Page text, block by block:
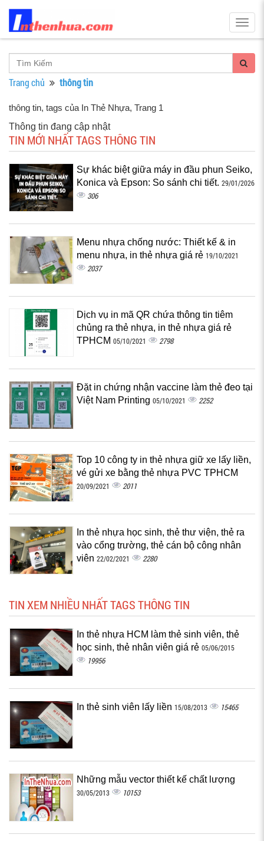
Trang chủ thông tin
thông tin, tags của In Thẻ Nhựa, Trang 1
Thông tin đang cập nhật
TIN MỚI NHẤT TAGS THÔNG TIN
Sự khác biệt giữa máy in đầu phun Seiko,
Konica và Epson: So sánh chi tiết. 29/01/2026
306
Menu nhựa chống nước: Thiết kế & in
menu nhựa, in thẻ nhựa giá rẻ 19/10/2021
2037
Dịch vụ in mã QR chứa thông tin tiêm
chủng ra thẻ nhựa, in thẻ nhựa giá rẻ
TPHCM 05/10/2021 2798
Đặt in chứng nhận vaccine làm thẻ đeo tại
Việt Nam Printing 05/10/2021 2252
Top 10 công ty in thẻ nhựa giữ xe lấy liền,
vé gửi xe bằng thẻ nhựa PVC TPHCM
20/09/2021 2011
In thẻ nhựa học sinh, thẻ thư viện, thẻ ra
vào cổng trường, thẻ cán bộ công nhân
viên 22/02/2021 2280
TIN XEM NHIỀU NHẤT TAGS THÔNG TIN
In thẻ nhựa HCM làm thẻ sinh viên, thẻ
học sinh, thẻ nhân viên giá rẻ 05/06/2015
19956
In thẻ sinh viên lấy liền 15/08/2013 15465
Những mẫu vector thiết kế chất lượng
30/05/2013 10153